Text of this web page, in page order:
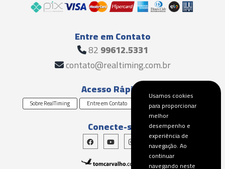
Entre em Contato
8299612.5331
contato@realtiming.com.br
Acesso Rápido
Sobre RealTiming Entre em Contato Solicite um Orçamento
Conecte-se
Usamos cookies
para proporcionar
melhor
desempenho e
experiência de
navegação. Ao
continuar
navegando neste